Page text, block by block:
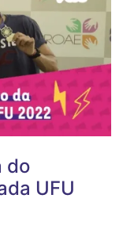
do
UFU